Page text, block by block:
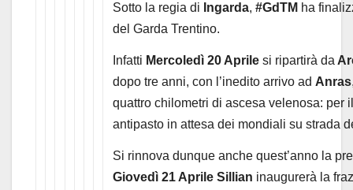
Sotto la regia di Ingarda, #GdTM ha
del Garda Trentino.
Infatti Mercoledì 20 Aprilesi ripartirà da
dopo tre anni, con l’inedito arrivo ad Anras
quattro chilometri di ascesa velenosa: per
antipasto in attesa dei mondiali su strada
Si rinnova dunque anche quest’anno la
Giovedì 21 Aprile Sillian inaugurerà la